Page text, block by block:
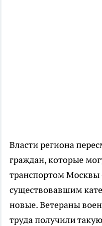
Власти региона
граждан, которые
транспортом Москвы
существовавшим
новые. Ветераны
труда получили